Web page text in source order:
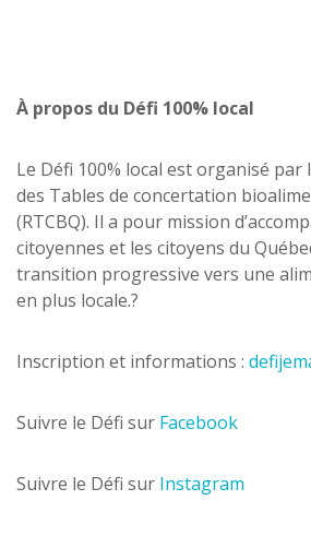
À propos du Défi 100% local
Le Défi 100% local est organisé
des Tables de concertation
(RTCBQ). Il a pour mission
citoyennes et les citoyens du
transition progressive vers une
en plus locale.?
Inscription et informations :
Suivre le Défi sur Facebook
Suivre le Défi sur Instagram